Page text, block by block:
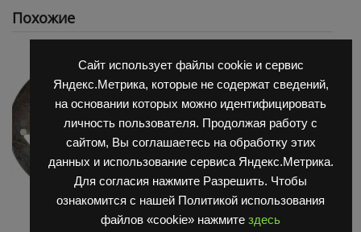
Сайт использует файлы cookie и сервис
Яндекс.Метрика, которые не содержат сведений,
на основании которых можно идентифицировать
личность пользователя. Продолжая работу с
сайтом, Вы соглашаетесь на обработку этих
данных и использование сервиса Яндекс.Метрика.
Для согласия нажмите Разрешить. Чтобы
ознакомится с нашей Политикой использования
файлов «cookie» нажмите здесь
Похожие
Запчасти Балканкар, Двигатель Д3900,Запчасти